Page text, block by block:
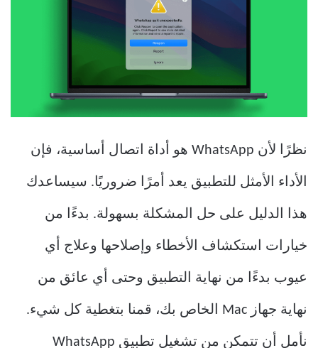
نظرًا لأن WhatsApp هو أداة اتصال أساسية، فإن
الأداء الأمثل للتطبيق يعد أمرًا ضروريًا. سيساعدك
هذا الدليل على حل المشكلة بسهولة. بدءًا من
خيارات استكشاف الأخطاء وإصلاحها وعلاج أي
عيوب بدءًا من نهاية التطبيق وحتى أي عائق من
نهاية جهاز Mac الخاص بك، قمنا بتغطية كل شيء.
نأمل أن تتمكن من تشغيل تطبيق WhatsApp